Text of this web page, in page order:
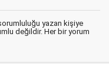
yazan kişiye
değildir. Her bir yorum